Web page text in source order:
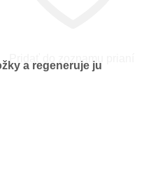
Pridať do zoznamu prianí
a regeneruje ju